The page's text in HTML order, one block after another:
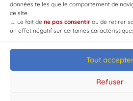
données telles que le comportement de
ce site.
→ Le fait de ne pas consentir ou de retirer
un effet négatif sur certaines
Tout
Refuser
© Mairie de Chaource [2004-2024] |
Developed byWEB3-